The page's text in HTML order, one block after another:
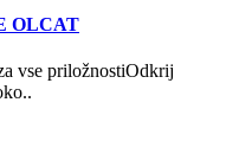
OLCAT
vse priložnostiOdkrij